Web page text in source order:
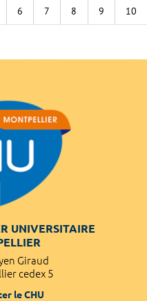
6 7 8 9 10
UNIVERSITAIRE
Giraud
cedex 5
le CHU